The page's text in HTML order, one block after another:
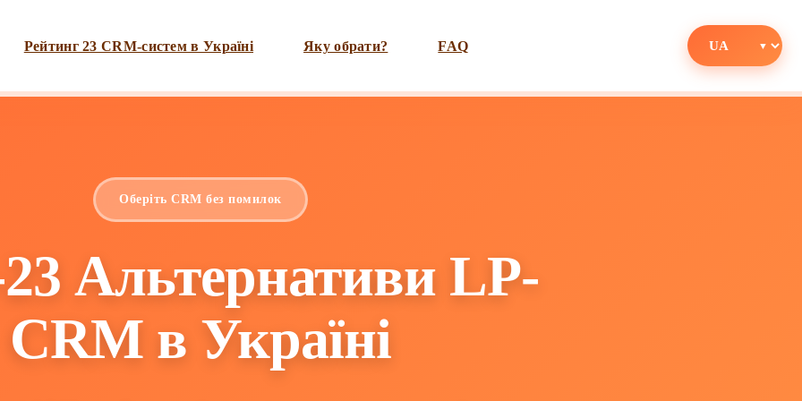
Рейтинг 23 CRM-систем в Україні Яку обрати? FAQ
Оберіть CRM без помилок
Альтернативи LP-
CRM в Україні